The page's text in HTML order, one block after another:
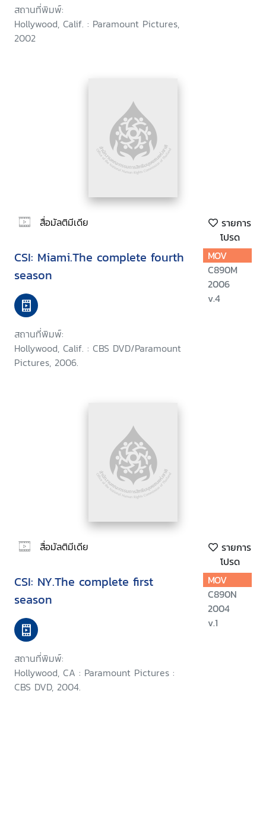
สถานที่พิมพ์:
Hollywood, Calif. : Paramount Pictures,
2002
สื่อมัลติมีเดีย
รายการ
โปรด
CSI: Miami.The complete fourth
season
สถานที่พิมพ์:
Hollywood, Calif. : CBS DVD/Paramount
Pictures, 2006.
MOV
C890M
2006
v.4
สื่อมัลติมีเดีย
รายการ
โปรด
CSI: NY.The complete first
season
สถานที่พิมพ์:
Hollywood, CA : Paramount Pictures :
CBS DVD, 2004.
MOV
C890N
2004
v.1